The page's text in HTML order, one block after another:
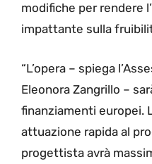
modifiche per rendere
impattante sulla
“L’opera – spiega
Eleonora Zangrillo –
finanziamenti europei.
attuazione rapida al
progettista avrà